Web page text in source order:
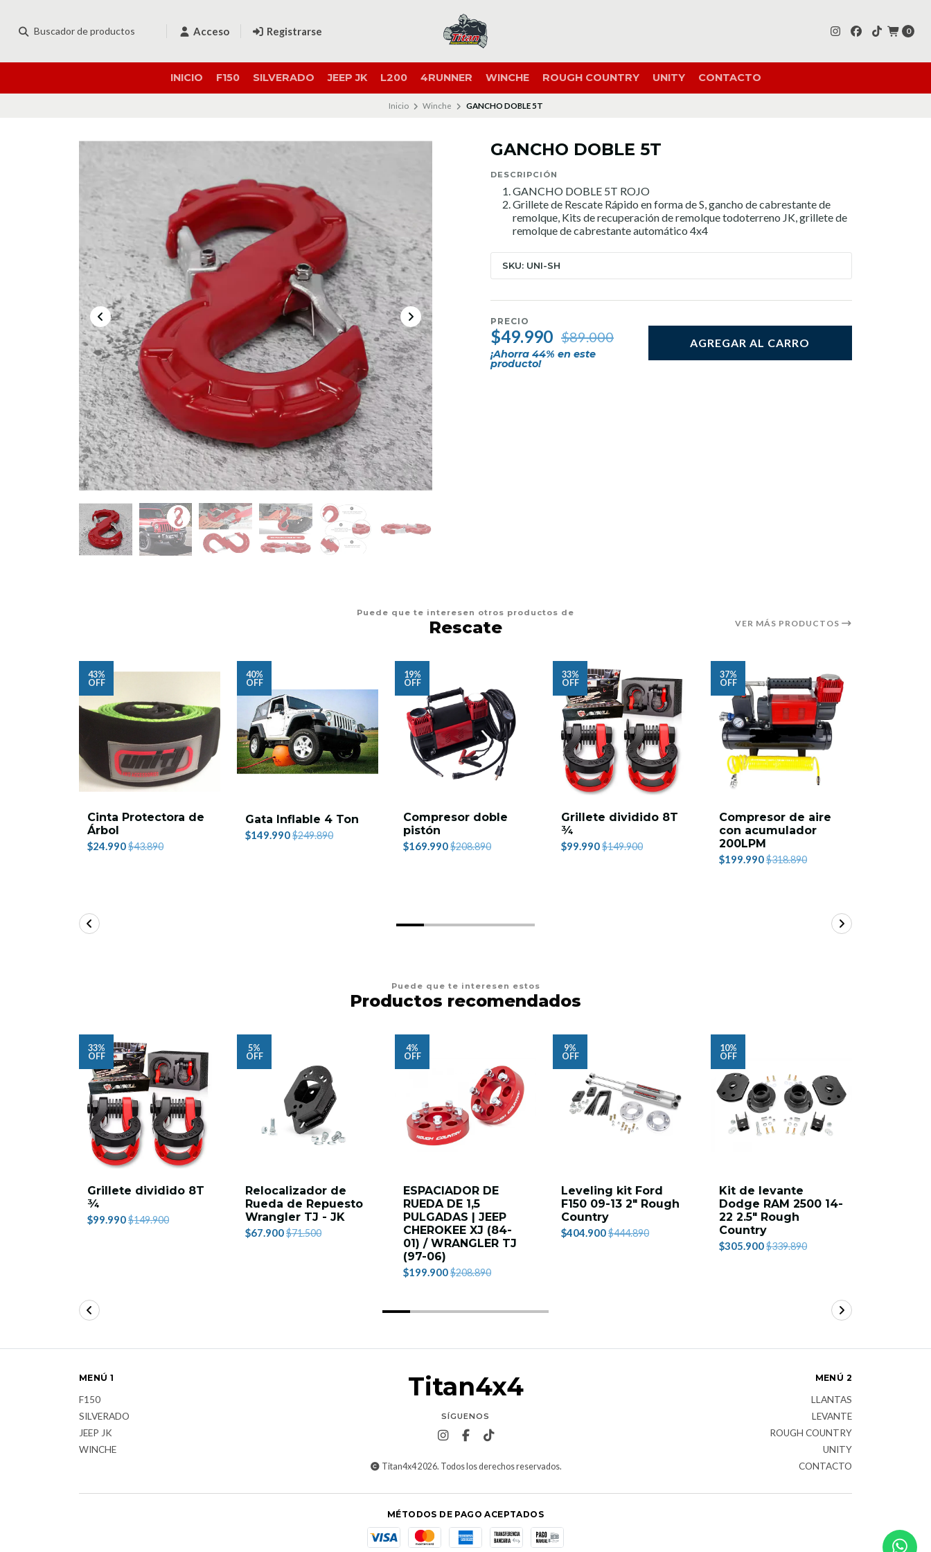
Acceso Registrarse 0
INICIO F150 SILVERADO JEEP JK L200 4RUNNER WINCHE ROUGH COUNTRY UNITY CONTACTO
Inicio Winche GANCHO DOBLE 5T
GANCHO DOBLE 5T
DESCRIPCIÓN
GANCHO DOBLE 5T ROJO
Grillete de Rescate Rápido en forma de S, gancho de cabrestante de
remolque, Kits de recuperación de remolque todoterreno JK, grillete de
remolque de cabrestante automático 4x4
SKU: UNI-SH
PRECIO
$49.990 $89.000
¡Ahorra 44% en este
producto!
AGREGAR AL CARRO
Puede que te interesen otros productos de
Rescate VER MÁS PRODUCTOS
43%
OFF
Cinta Protectora de
Árbol
$24.990$43.890
40%
OFF
Gata Inflable 4 Ton
$149.990$249.890
19%
OFF
Compresor doble
pistón
$169.990$208.890
33%
OFF
Grillete dividido 8T
¾
$99.990$149.900
37%
OFF
Compresor de aire
con acumulador
200LPM
$199.990$318.890
Puede que te interesen estos
Productos recomendados
33%
OFF
Grillete dividido 8T
¾
$99.990$149.900
5%
OFF
Relocalizador de
Rueda de Repuesto
Wrangler TJ - JK
$67.900$71.500
4%
OFF
ESPACIADOR DE
RUEDA DE 1,5
PULGADAS | JEEP
CHEROKEE XJ (84-
01) / WRANGLER TJ
(97-06)
$199.900$208.890
9%
OFF
Leveling kit Ford
F150 09-13 2" Rough
Country
$404.900$444.890
10%
OFF
Kit de levante
Dodge RAM 2500 14-
22 2.5" Rough
Country
$305.900$339.890
Titan4x4
SÍGUENOS
Titan4x4 2026. Todos los derechos reservados.
MENÚ 1
F150
SILVERADO
JEEP JK
WINCHE
MENÚ 2
LLANTAS
LEVANTE
ROUGH COUNTRY
UNITY
CONTACTO
MÉTODOS DE PAGO ACEPTADOS